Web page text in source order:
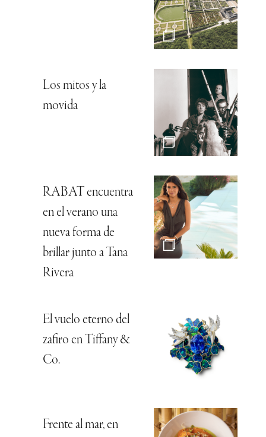
Los mitos y la
movida
RABAT encuentra
en el verano una
nueva forma de
brillar junto a Tana
Rivera
El vuelo eterno del
zafiro en Tiffany &
Co.
Frente al mar, en